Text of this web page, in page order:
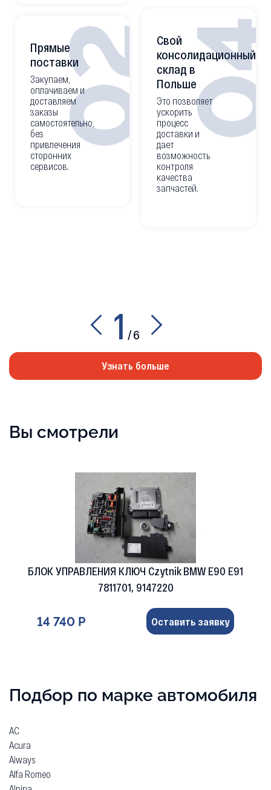
02
Прямые
поставки
Закупаем,
оплачиваем и
доставляем
заказы
самостоятельно,
без
привлечения
сторонних
сервисов.
Свой
консолидационный
склад в
Польше
Это позволяет
ускорить
процесс
доставки и
дает
возможность
контроля
качества
запчастей.
1 /6
Узнать больше
Вы смотрели
БЛОК УПРАВЛЕНИЯ КЛЮЧ Czytnik BMW E90 E91
7811701, 9147220
14 740 Р Оставить заявку
Подбор по марке автомобиля
AC
Acura
Aiways
Alfa Romeo